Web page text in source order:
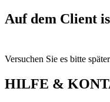
Auf dem Client
Versuchen Sie es bitte
HILFE &